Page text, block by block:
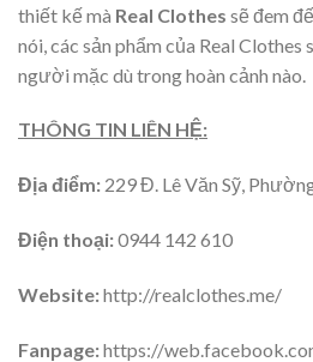
thiết kế mà Real Clothes sẽ đem
nói, các sản phẩm của Real
người mặc dù trong hoàn cảnh nào.
THÔNG TIN LIÊN HỆ:
Địa điểm: 229 Đ. Lê Văn Sỹ,
Điện thoại:0944 142 610
Website:http://realclothes.me/
Fanpage:https://